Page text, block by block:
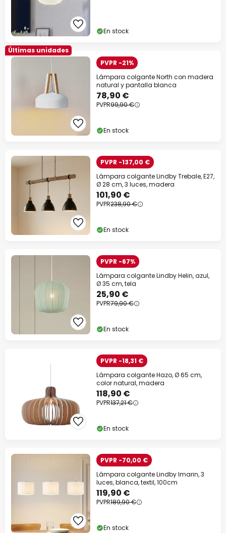
En stock
Últimas unidades
PVPR -21%
Lámpara colgante North con madera
natural y pantalla blanca
78,90 €
PVPR99,90 €
En stock
PVPR -137,00 €
Lámpara colgante Lindby Trebale, E27,
Ø 28 cm, 3 luces, madera
101,90 €
PVPR238,90 €
En stock
PVPR -67%
Lámpara colgante Lindby Helin, azul,
Ø 35 cm, tela
25,90 €
PVPR79,90 €
En stock
PVPR -18,31 €
Lámpara colgante Hazo, Ø 65 cm,
color natural, madera
118,90 €
PVPR137,21 €
En stock
PVPR -70,00 €
Lámpara colgante Lindby Imarin, 3
luces, blanca, textil, 100cm
119,90 €
PVPR189,90 €
En stock